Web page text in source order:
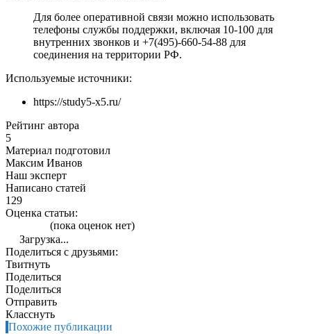
Для более оперативной связи можно использовать
телефоны службы поддержки, включая 10-100 для
внутренних звонков и +7(495)-660-54-88 для
соединения на территории РФ.
Используемые источники:
https://study5-x5.ru/
Рейтинг автора
5
Материал подготовил
Максим Иванов
Наш эксперт
Написано статей
129
Оценка статьи:
(пока оценок нет)
Загрузка...
Поделиться с друзьями:
Твитнуть
Поделиться
Поделиться
Отправить
Класснуть
Похожие публикации